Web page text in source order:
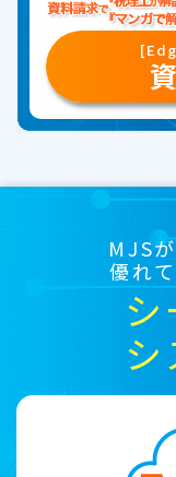
MJS
優れ